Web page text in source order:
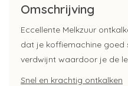
Omschrijving
Eccellente Melkzuur
dat je koffiemachine goed
verdwijnt waardoor je de
Snel en krachtig ontkalken